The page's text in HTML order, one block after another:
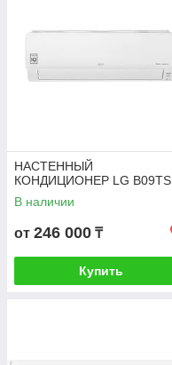
НАСТЕННЫЙ
КОНДИЦИОНЕР LG B09TS
В наличии
от 246 000 ₸
Купить